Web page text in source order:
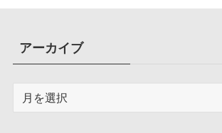
アーカイブ